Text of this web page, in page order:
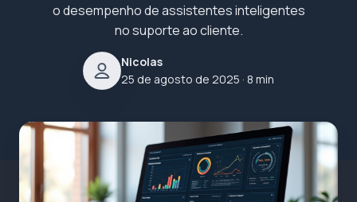
o desempenho de assistentes inteligentes
no suporte ao cliente.
Nicolas
25 de agosto de 2025 · 8 min